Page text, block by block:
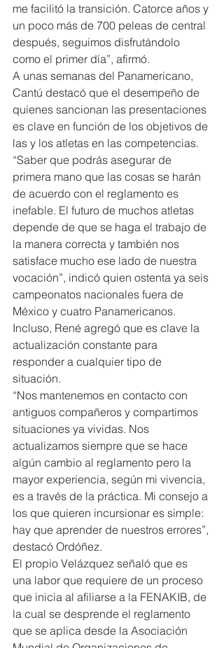
me facilitó la transición. Catorce años y
un poco más de 700 peleas de central
después, seguimos disfrutándolo
como el primer día”, afirmó.
A unas semanas del Panamericano,
Cantú destacó que el desempeño de
quienes sancionan las presentaciones
es clave en función de los objetivos de
las y los atletas en las competencias.
“Saber que podrás asegurar de
primera mano que las cosas se harán
de acuerdo con el reglamento es
inefable. El futuro de muchos atletas
depende de que se haga el trabajo de
la manera correcta y también nos
satisface mucho ese lado de nuestra
vocación”, indicó quien ostenta ya seis
campeonatos nacionales fuera de
México y cuatro Panamericanos.
Incluso, René agregó que es clave la
actualización constante para
responder a cualquier tipo de
situación.
“Nos mantenemos en contacto con
antiguos compañeros y compartimos
situaciones ya vividas. Nos
actualizamos siempre que se hace
algún cambio al reglamento pero la
mayor experiencia, según mi vivencia,
es a través de la práctica. Mi consejo a
los que quieren incursionar es simple:
hay que aprender de nuestros errores”,
destacó Ordóñez.
El propio Velázquez señaló que es
una labor que requiere de un proceso
que inicia al afiliarse a la FENAKIB, de
la cual se desprende el reglamento
que se aplica desde la Asociación